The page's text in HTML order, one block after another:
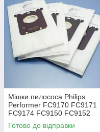
Мішки пилососа Philips
Performer FC9170 FC9171
FC9174 FC9150 FC9152
FC9160 FC9162 FC9166
FC9173 FC9175 FC9176
Готово до відправки